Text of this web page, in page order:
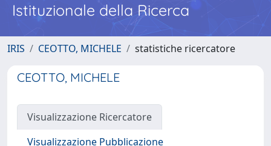
Istituzionale della Ricerca
IRIS CEOTTO, MICHELE statistiche ricercatore
CEOTTO, MICHELE
Visualizzazione Ricercatore
Visualizzazione Pubblicazione